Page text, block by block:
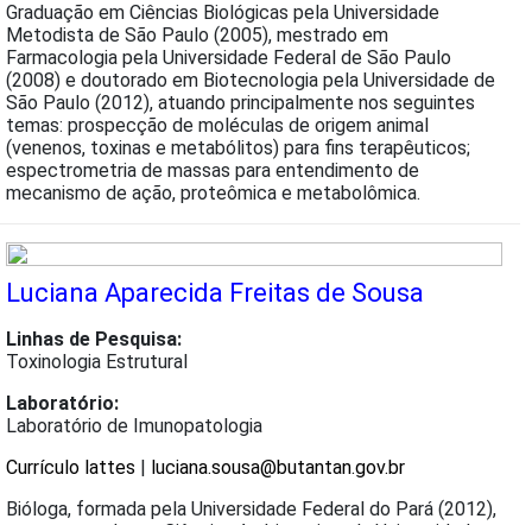
Graduação em Ciências Biológicas pela Universidade
Metodista de São Paulo (2005), mestrado em
Farmacologia pela Universidade Federal de São Paulo
(2008) e doutorado em Biotecnologia pela Universidade de
São Paulo (2012), atuando principalmente nos seguintes
temas: prospecção de moléculas de origem animal
(venenos, toxinas e metabólitos) para fins terapêuticos;
espectrometria de massas para entendimento de
mecanismo de ação, proteômica e metabolômica.
Luciana Aparecida Freitas de Sousa
Linhas de Pesquisa:
Toxinologia Estrutural
Laboratório:
Laboratório de Imunopatologia
Currículo lattes | luciana.sousa@butantan.gov.br
Bióloga, formada pela Universidade Federal do Pará (2012),